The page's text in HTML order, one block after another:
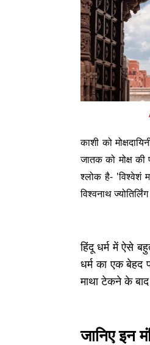
काशी को
जातक को मोक्ष
श्लोक है- 'विश्वेशं
विश्वनाथ
हिंदू धर्म में ऐसे
धर्म का एक बेहद
माथा टेकने के बाद
जानिए इन